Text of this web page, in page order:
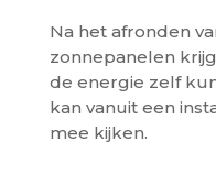
Na het afronden
zonnepanelen
de energie zelf
kan vanuit een
mee kijken.